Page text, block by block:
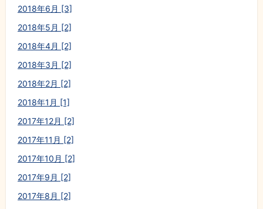
2018年6月 [3]
2018年5月 [2]
2018年4月 [2]
2018年3月 [2]
2018年2月 [2]
2018年1月 [1]
2017年12月 [2]
2017年11月 [2]
2017年10月 [2]
2017年9月 [2]
2017年8月 [2]